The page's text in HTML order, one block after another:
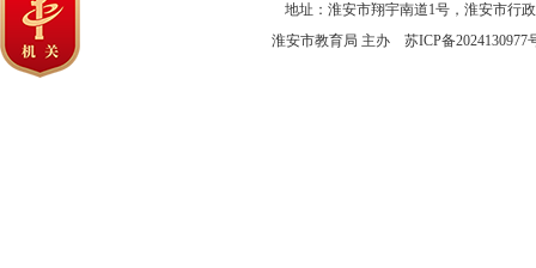
地址：淮安市翔宇南道1号，淮安市行
淮安市教育局 主办 苏ICP备2024130977